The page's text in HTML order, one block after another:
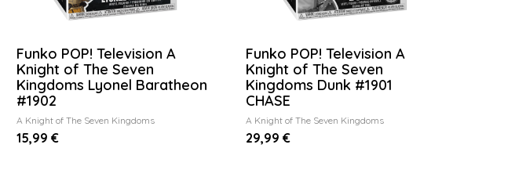
Funko POP! Television A
Knight of The Seven
Kingdoms Lyonel Baratheon
#1902
A Knight of The Seven Kingdoms
15,99 €
Funko POP! Television A
Knight of The Seven
Kingdoms Dunk #1901
CHASE
A Knight of The Seven Kingdoms
29,99 €